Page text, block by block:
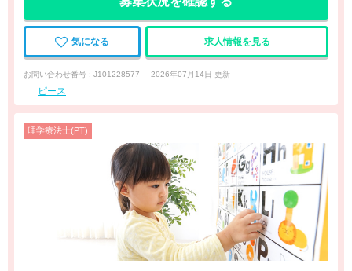
気になる 求人情報を見る
お問い合わせ番号 : J101228577 2026年07月14日 更新
ピース
理学療法士(PT)